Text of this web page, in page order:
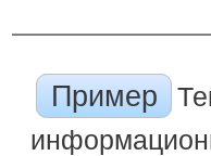
Пример